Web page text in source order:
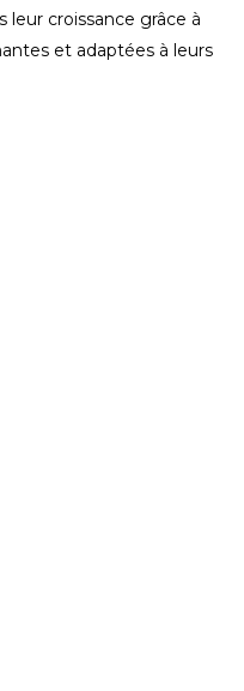
croissance grâce à
et adaptées à leurs